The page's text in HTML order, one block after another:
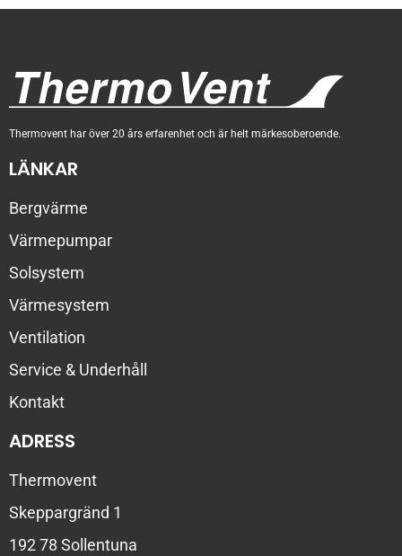
Thermovent har över 20 års erfarenhet och är helt märkesoberoende.
LÄNKAR
Bergvärme
Värmepumpar
Solsystem
Värmesystem
Ventilation
Service & Underhåll
Kontakt
ADRESS
Thermovent
Skeppargränd 1
192 78 Sollentuna